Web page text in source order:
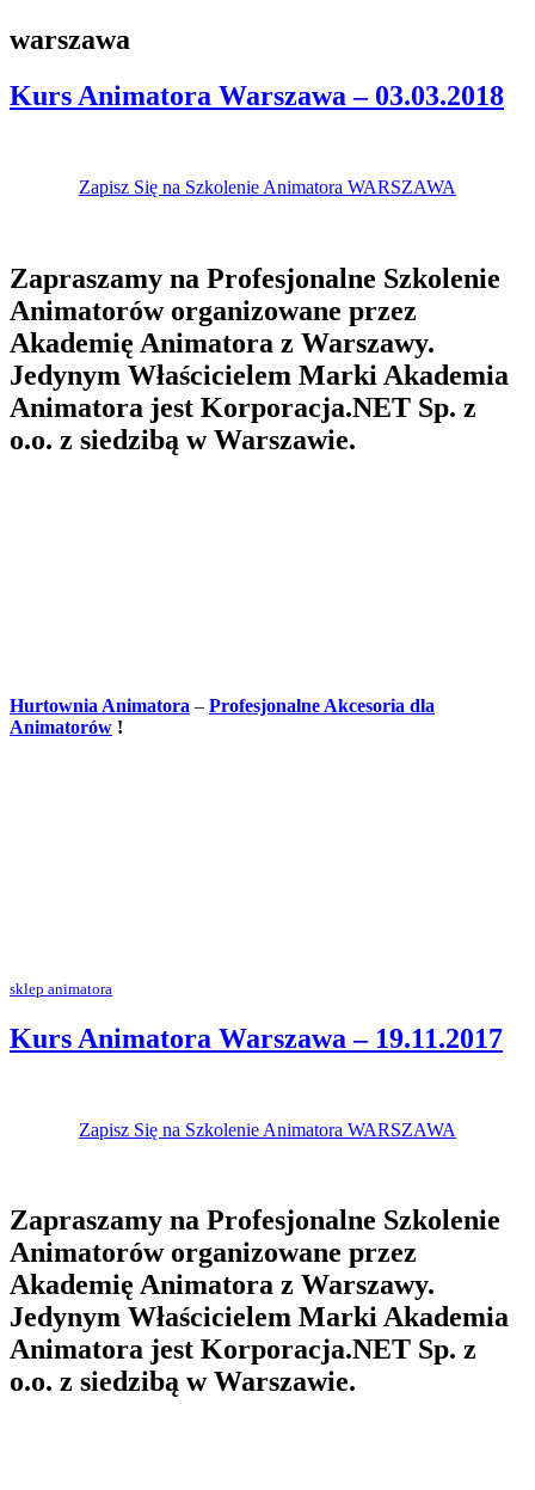
warszawa
Kurs Animatora Warszawa – 03.03.2018
Zapisz Się na Szkolenie Animatora WARSZAWA
Zapraszamy na Profesjonalne Szkolenie
Animatorów organizowane przez
Akademię Animatora z Warszawy.
Jedynym Właścicielem Marki Akademia
Animatora jest Korporacja.NET Sp. z
o.o. z siedzibą w Warszawie.
Hurtownia Animatora – Profesjonalne Akcesoria dla
Animatorów !
sklep animatora
Kurs Animatora Warszawa – 19.11.2017
Zapisz Się na Szkolenie Animatora WARSZAWA
Zapraszamy na Profesjonalne Szkolenie
Animatorów organizowane przez
Akademię Animatora z Warszawy.
Jedynym Właścicielem Marki Akademia
Animatora jest Korporacja.NET Sp. z
o.o. z siedzibą w Warszawie.